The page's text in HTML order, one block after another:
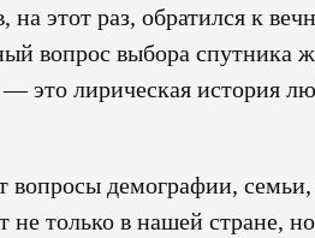
на этот раз, обратился к
вопрос выбора спутника
это лирическая история
вопросы демографии,
не только в нашей стране,